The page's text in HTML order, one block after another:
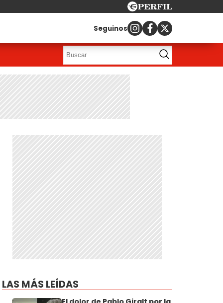
Seguinos
LAS MÁS LEÍDAS